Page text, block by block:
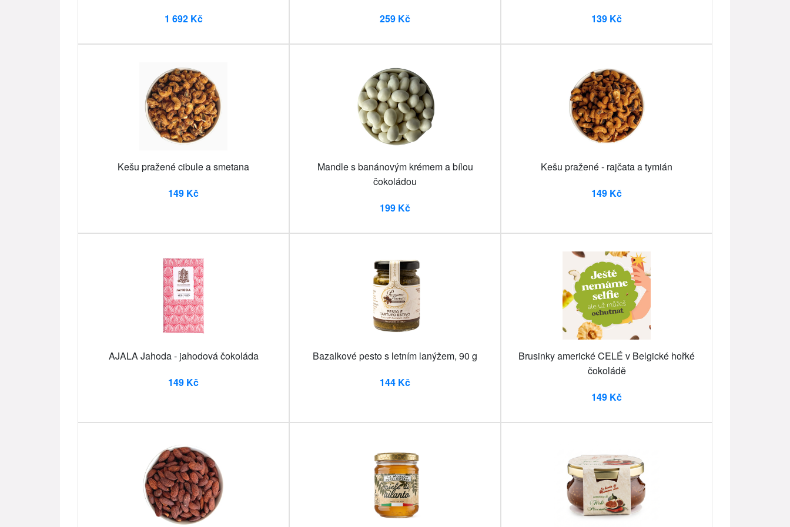
1 692 Kč
259 Kč
139 Kč
Kešu pražené cibule a smetana
149 Kč
Mandle s banánovým krémem a bílou
čokoládou
199 Kč
Kešu pražené - rajčata a tymián
149 Kč
AJALA Jahoda - jahodová čokoláda
149 Kč
Bazalkové pesto s letním lanýžem, 90 g
144 Kč
Brusinky americké CELÉ v Belgické hořké
čokoládě
149 Kč